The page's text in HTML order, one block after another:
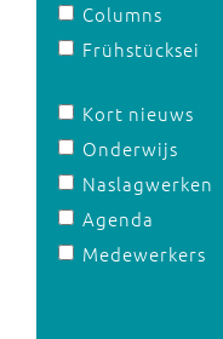
Columns
Frühstücksei
Kort nieuws
Onderwijs
Naslagwerken
Agenda
Medewerkers